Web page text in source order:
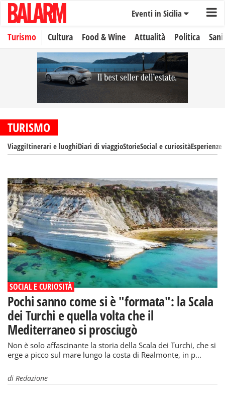
Eventi in Sicilia
Turismo Cultura Food & Wine Attualità Politica
TURISMO
ViaggiItinerari e luoghiDiari di viaggioStorieSocial e curiositàEsperienze
SOCIAL E CURIOSITÀ
Pochi sanno come si è "formata": la Scala
dei Turchi e quella volta che il
Mediterraneo si prosciugò
Non è solo affascinante la storia della Scala dei Turchi, che si
erge a picco sul mare lungo la costa di Realmonte, in p...
di Redazione